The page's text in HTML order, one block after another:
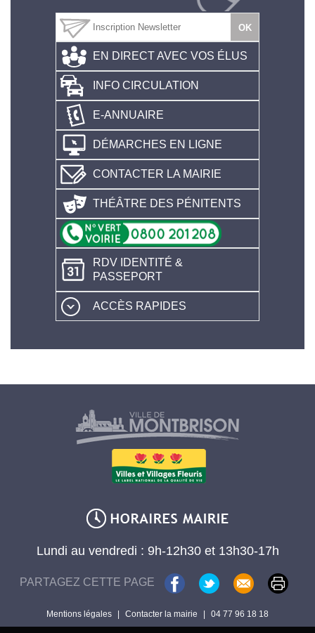
EN DIRECT AVEC VOS ÉLUS
INFO CIRCULATION
E-ANNUAIRE
DÉMARCHES EN LIGNE
CONTACTER LA MAIRIE
THÉÂTRE DES PÉNITENTS
RDV IDENTITÉ &
PASSEPORT
ACCÈS RAPIDES
Lundi au vendredi : 9h-12h30 et 13h30-17h
PARTAGEZ CETTE PAGE
Mentions légales | Contacter la mairie | 04 77 96 18 18